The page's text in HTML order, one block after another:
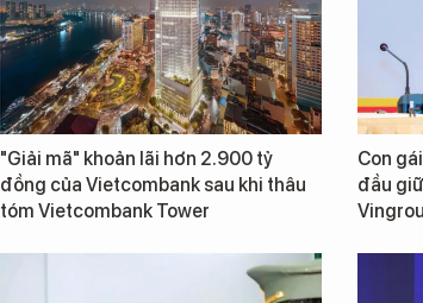
"Giải mã" khoản lãi hơn 2.900 tỷ
đồng của Vietcombank sau khi thâu
tóm Vietcombank Tower
Con
đầu